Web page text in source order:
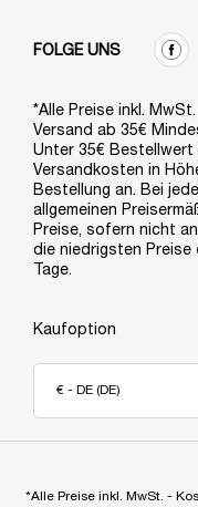
FOLGE UNS
*Alle Preise inkl.
Versand ab 35€
Unter 35€ Bestellwert
Versandkosten in
Bestellung an. Bei
allgemeinen
Preise, sofern nicht
die niedrigsten Preise
Tage.
Kaufoption
€ - DE (DE)
*Alle Preise inkl. MwSt. -